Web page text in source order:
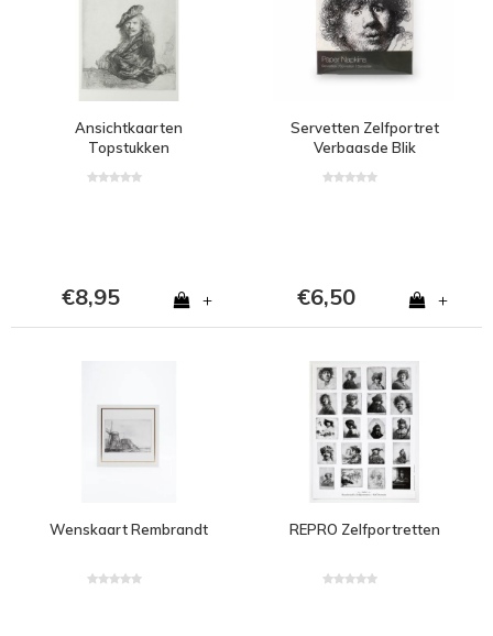
Ansichtkaarten
Topstukken
€8,95 +
Servetten Zelfportret
Verbaasde Blik
€6,50 +
Wenskaart Rembrandt REPRO Zelfportretten